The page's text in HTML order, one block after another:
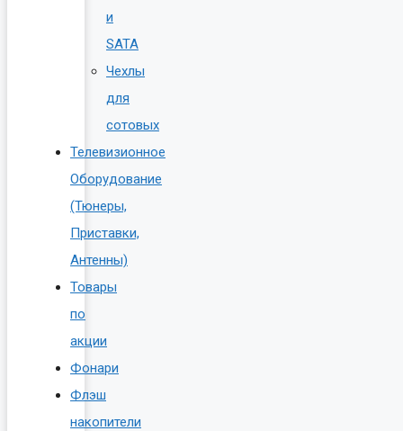
и
SATA
Чехлы
для
сотовых
Телевизионное
Оборудование
(Тюнеры,
Приставки,
Антенны)
Товары
по
акции
Фонари
Флэш
накопители